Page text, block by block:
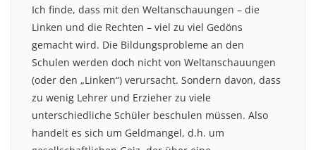
Ich finde, dass mit den Weltanschauungen – die
Linken und die Rechten – viel zu viel Gedöns
gemacht wird. Die Bildungsprobleme an den
Schulen werden doch nicht von Weltanschauungen
(oder den „Linken“) verursacht. Sondern davon, dass
zu wenig Lehrer und Erzieher zu viele
unterschiedliche Schüler beschulen müssen. Also
handelt es sich um Geldmangel, d.h. um